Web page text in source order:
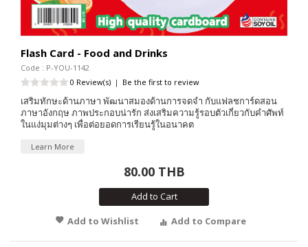
Flash Card - Food and Drinks
Code : P-YOU-1142
0 Review(s) | Be the first to review
เสริมทักษะด้านภาษา พัฒนาสมองด้านการจดจำ กับแฟลชการ์ดสอน
ภาษาอังกฤษ ภาพประกอบน่ารัก ส่งเสริมความรู้รอบตัวเกี่ยวกับคำศัพท์
ในแง่มุมต่างๆ เพื่อต่อยอดการเรียนรู้ในอนาคต
Learn More
80.00 THB
Add to Cart
Add to Wishlist
Add to Compare